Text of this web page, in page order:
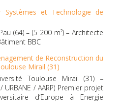
Systèmes et Technologie de
(64) – (5 200 m²) – Architecte
BBC
de Reconstruction du
Mirail (31)
Toulouse Mirail (31) –
URBANE / AARP) Premier projet
d’Europe à Energie